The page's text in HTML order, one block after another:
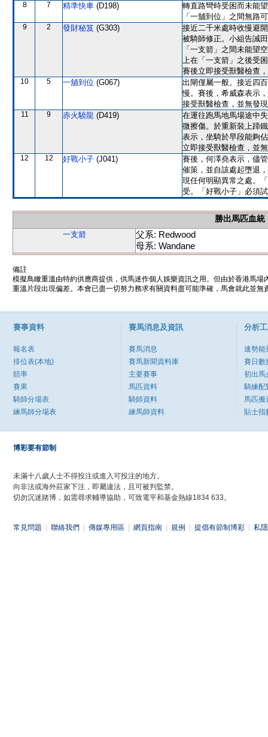
8 7 精準快車 (D198)
轉直路彎時受困而未能
「一舖到位」之間無路
9 2 發財秘笈 (G303)
接近二千米處時收慢避
被騎師修正。小組告誡
「一支箭」之間未能望
上在「一支箭」之後受
賽後立即接受獸醫檢查
10 5 一舖到位 (G067)
出閘僅屬一般。接近四
慢。賽後，希威森表示
接受獸醫檢查，並無發
11 9 赤火驍龍 (D419)
在運往跑馬地馬場途中
微擦傷。於重新裝上蹄
表示，坐騎於早段能夠
立即接受獸醫檢查，並
12 12 好戰小子 (J041)
賽後，何澤堯表示，儘
催策，並自該處起墮退
現任何明顯異常之處。
受。「好戰小子」必須
勝出馬匹血統
一支箭
父系: Redwood
母系: Wandane
備註
模擬鳥瞰重溫由特約供應商提供，供馬迷作個人娛樂資訊之用。但由於香港馬
重溫片段出現偏差。本會已盡一切努力務求有關資料盡可能準確，馬會就此並
賽事資料
報名表
排位表(本地)
賠率
賽果
騎師分場表
練馬師分場表
賽馬消息及資訊
賽馬消息
賽馬新聞資料庫
主要賽事
馬匹資料
騎師資料
練馬師資料
分析
速勢能
賽日數
初出馬
騎練配
馬匹搬
貼士指
博彩要有節制
未滿十八歲人士不得投注或進入可投注的地方。
向非法或海外莊家下注，即屬違法，且可被判監禁。
切勿沉迷賭博，如需尋求輔導協助，可致電平和基金熱線1834 633。
常見問題 聯絡我們 傳媒專用區 網頁指南 規例 提倡有節制博彩 私